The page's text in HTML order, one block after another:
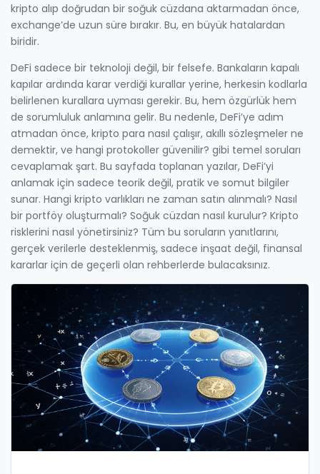
kripto alıp doğrudan bir soğuk cüzdana aktarmadan önce,
exchange’de uzun süre bırakır. Bu, en büyük hatalardan
biridir.
DeFi sadece bir teknoloji değil, bir felsefe. Bankaların kapalı
kapılar ardında karar verdiği kurallar yerine, herkesin kodlarla
belirlenen kurallara uyması gerekir. Bu, hem özgürlük hem
de sorumluluk anlamına gelir. Bu nedenle, DeFi’ye adım
atmadan önce, kripto para nasıl çalışır, akıllı sözleşmeler ne
demektir, ve hangi protokoller güvenilir? gibi temel soruları
cevaplamak şart. Bu sayfada toplanan yazılar, DeFi’yi
anlamak için sadece teorik değil, pratik ve somut bilgiler
sunar. Hangi kripto varlıkları ne zaman satın alınmalı? Nasıl
bir portföy oluşturmalı? Soğuk cüzdan nasıl kurulur? Kripto
risklerini nasıl yönetirsiniz? Tüm bu soruların yanıtlarını,
gerçek verilerle desteklenmiş, sadece inşaat değil, finansal
kararlar için de geçerli olan rehberlerde bulacaksınız.